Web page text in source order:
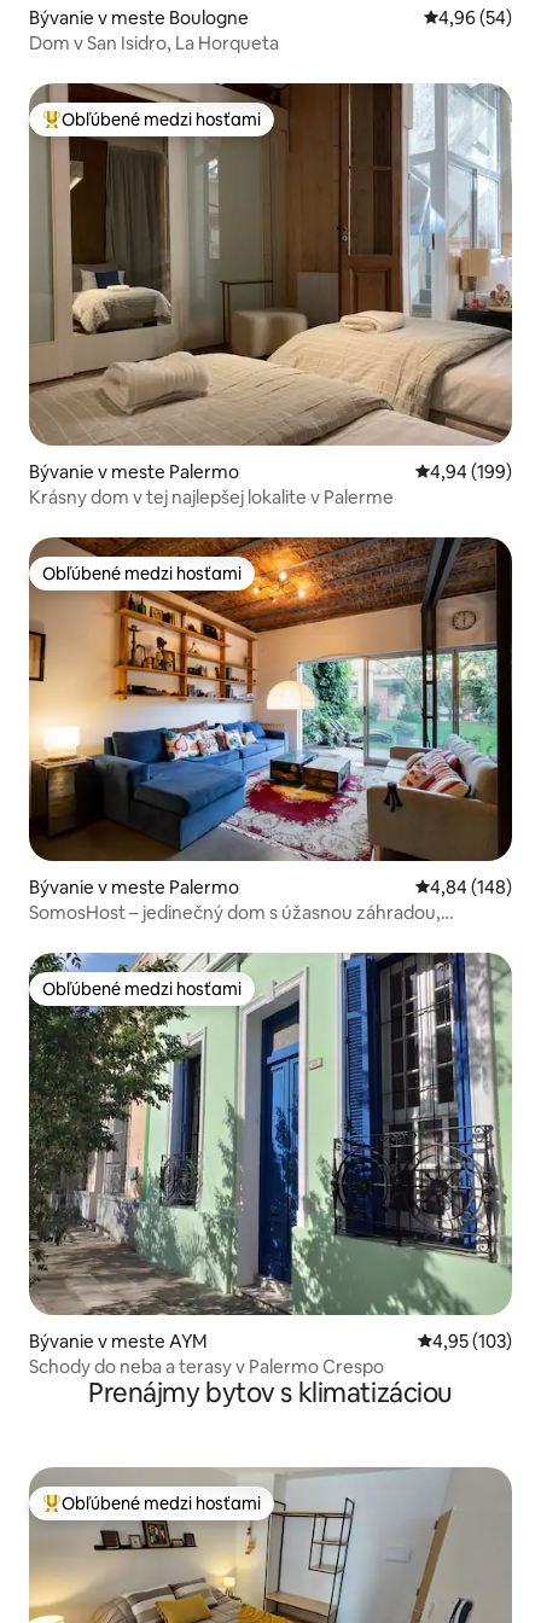
Bývanie v meste Boulogne Priemerné
4,96 (54)
Dom v San Isidro, La Horqueta
Najobľúbenejšie medzi hosťami
Obľúbené medzi hosťami
Bývanie v meste Palermo Priemerné
4,94 (199)
Krásny dom v tej najlepšej lokalite v Palerme
Obľúbené medzi hosťami
Obľúbené medzi hosťami
Bývanie v meste Palermo Priemerné
4,84 (148)
SomosHost – jedinečný dom s úžasnou záhradou,
Obľúbené medzi hosťami
Obľúbené medzi hosťami
Bývanie v meste AYM Priemerné
4,95 (103)
Schody do neba a terasy v Palermo Crespo
Prenájmy bytov s klimatizáciou
Najobľúbenejšie medzi hosťami
Obľúbené medzi hosťami